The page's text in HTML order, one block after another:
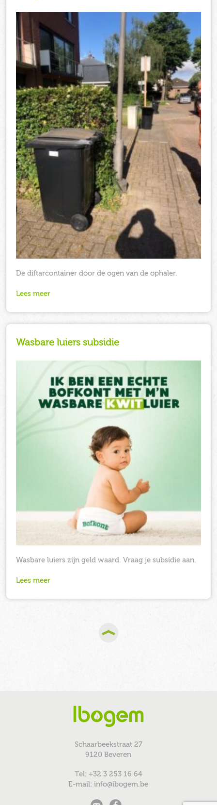
De diftarcontainer door de ogen van de ophaler.
Lees meer
Wasbare luiers subsidie
Wasbare luiers zijn geld waard. Vraag je subsidie aan.
Lees meer
Schaarbeekstraat 27
9120 Beveren
Tel: +32 3 253 16 64
E-mail: info@ibogem.be